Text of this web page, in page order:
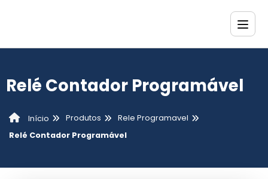
Relé Contador Programável
Início Produtos
Rele Programavel
Relé Contador Programável